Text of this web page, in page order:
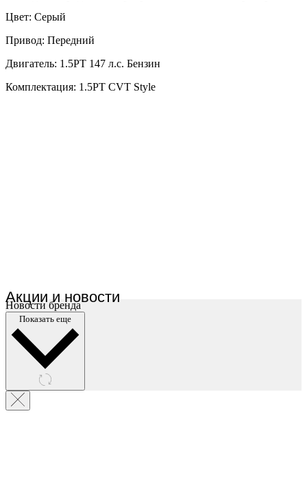
Цвет: Серый
Привод: Передний
Двигатель: 1.5PT 147 л.с. Бензин
Комплектация: 1.5PT CVT Style
Акции и новости
Новости бренда
Показать еще